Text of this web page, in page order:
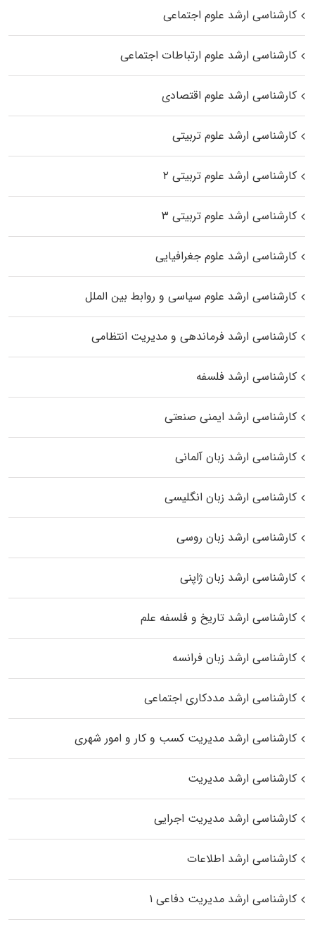
کارشناسی ارشد علوم اجتماعی
کارشناسی ارشد علوم ارتباطات اجتماعی
کارشناسی ارشد علوم اقتصادی
کارشناسی ارشد علوم تربیتی
کارشناسی ارشد علوم تربیتی ۲
کارشناسی ارشد علوم تربیتی ۳
کارشناسی ارشد علوم جغرافیایی
کارشناسی ارشد علوم سیاسی و روابط بین الملل
کارشناسی ارشد فرماندهی و مدیریت انتظامی
کارشناسی ارشد فلسفه
کارشناسی ارشد ایمنی صنعتی
کارشناسی ارشد زبان آلمانی
کارشناسی ارشد زبان انگلیسی
کارشناسی ارشد زبان روسی
کارشناسی ارشد زبان ژاپنی
کارشناسی ارشد تاریخ و فلسفه علم
کارشناسی ارشد زبان فرانسه
کارشناسی ارشد مددکاری اجتماعی
کارشناسی ارشد مدیریت کسب و کار و امور شهری
کارشناسی ارشد مدیریت
کارشناسی ارشد مدیریت اجرایی
کارشناسی ارشد اطلاعات
کارشناسی ارشد مدیریت دفاعی ۱